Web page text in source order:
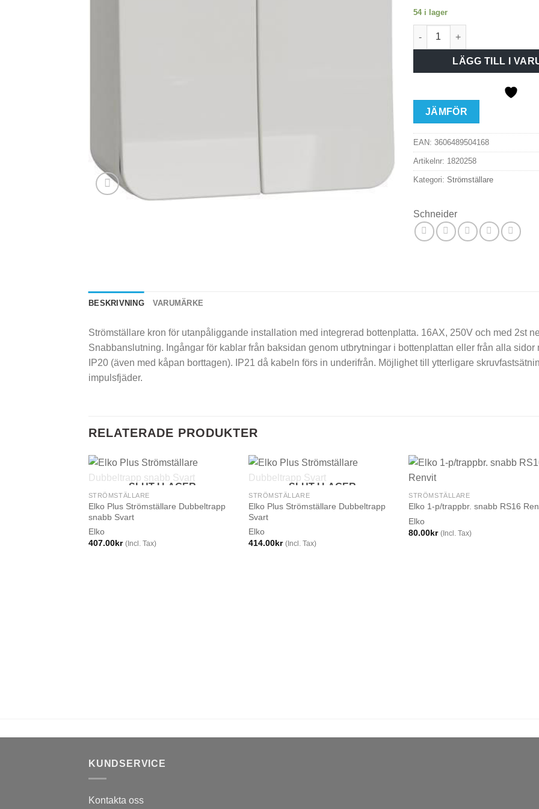
54 i lager
Schneider Exxact utv kron
LÄGG TILL I
JÄMFÖR
EAN: 3606489504168
Artikelnr: 1820258
Kategori: Strömställare
Schneider
BESKRIVNING VARUMÄRKE
Strömställare kron för utanpåliggande installation med integrerad bottenplatta. 16AX, 250V och med 2st
Snabbanslutning. Ingångar för kablar från baksidan genom utbrytningar i bottenplattan eller från alla
IP20 (även med kåpan borttagen). IP21 då kabeln förs in underifrån. Möjlighet till ytterligare
impulsfjäder.
RELATERADE PRODUKTER
SLUT I LAGER
STRÖMSTÄLLARE
Elko Plus Strömställare Dubbeltrapp
snabb Svart
Elko
407.00kr (Incl. Tax)
SLUT I LAGER
STRÖMSTÄLLARE
Elko Plus Strömställare Dubbeltrapp
Svart
Elko
414.00kr (Incl. Tax)
STRÖMSTÄLLARE
Elko 1-p/trappbr. snabb RS16
Elko
80.00kr (Incl. Tax)
KUNDSERVICE
Kontakta oss